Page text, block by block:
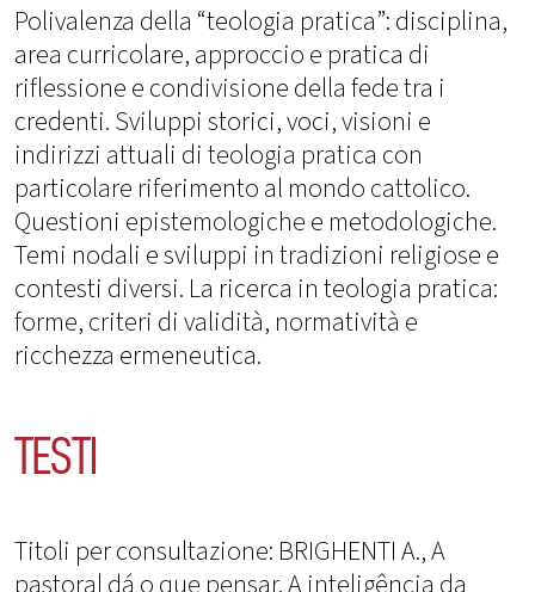
Polivalenza della “teologia pratica”: disciplina,
area curricolare, approccio e pratica di
riflessione e condivisione della fede tra i
credenti. Sviluppi storici, voci, visioni e
indirizzi attuali di teologia pratica con
particolare riferimento al mondo cattolico.
Questioni epistemologiche e metodologiche.
Temi nodali e sviluppi in tradizioni religiose e
contesti diversi. La ricerca in teologia pratica:
forme, criteri di validità, normatività e
ricchezza ermeneutica.
TESTI
Titoli per consultazione: BRIGHENTI A., A